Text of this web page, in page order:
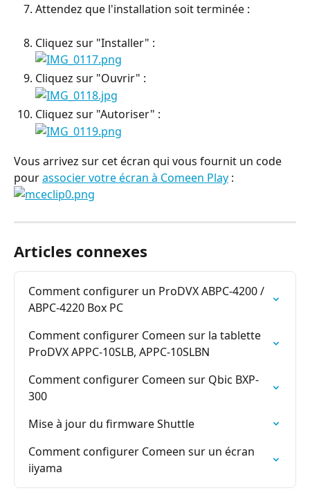
Attendez que l'installation soit terminée :
Cliquez sur "Installer" :
Cliquez sur "Ouvrir" :
Cliquez sur "Autoriser" :
Vous arrivez sur cet écran qui vous fournit un code
pour associer votre écran à Comeen Play :
Articles connexes
Comment configurer un ProDVX ABPC-4200 /
ABPC-4220 Box PC
Comment configurer Comeen sur la tablette
ProDVX APPC-10SLB, APPC-10SLBN
Comment configurer Comeen sur Qbic BXP-
300
Mise à jour du firmware Shuttle
Comment configurer Comeen sur un écran
iiyama